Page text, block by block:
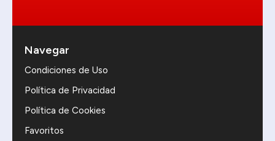
Navegar
Condiciones de Uso
Política de Privacidad
Política de Cookies
Favoritos